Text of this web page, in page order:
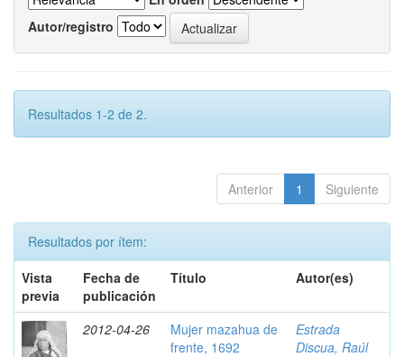
Autor/registro
Resultados 1-2 de 2.
Anterior 1 Siguiente
Resultados por ítem:
Vista
previa
Fecha de
publicación
Título Autor(es)
2012-04-26
Mujer mazahua de
frente, 1692
Estrada
Discua, Raúl